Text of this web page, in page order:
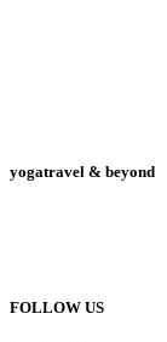
yogatravel & beyond
FOLLOW US